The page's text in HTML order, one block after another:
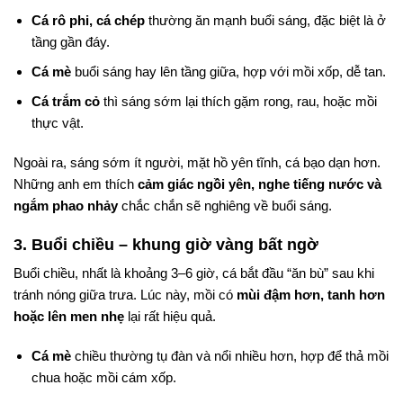
Cá rô phi, cá chépthường ăn mạnh buổi sáng, đặc biệt là ở
tầng gần đáy.
Cá mèbuổi sáng hay lên tầng giữa, hợp với mồi xốp, dễ tan.
Cá trắm cỏthì sáng sớm lại thích gặm rong, rau, hoặc mồi
thực vật.
Ngoài ra, sáng sớm ít người, mặt hồ yên tĩnh, cá bạo dạn hơn.
Những anh em thích cảm giác ngồi yên, nghe tiếng nước và
ngắm phao nhảychắc chắn sẽ nghiêng về buổi sáng.
3. Buổi chiều – khung giờ vàng bất ngờ
Buổi chiều, nhất là khoảng 3–6 giờ, cá bắt đầu “ăn bù” sau khi
tránh nóng giữa trưa. Lúc này, mồi có mùi đậm hơn, tanh hơn
hoặc lên men nhẹ lại rất hiệu quả.
Cá mèchiều thường tụ đàn và nổi nhiều hơn, hợp để thả mồi
chua hoặc mồi cám xốp.